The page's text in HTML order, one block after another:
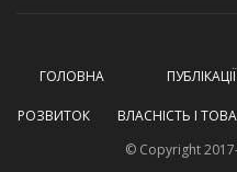
ГОЛОВНА ПУБЛІКАЦІЇ
РОЗВИТОК ВЛАСНІСТЬ І
© Copyright